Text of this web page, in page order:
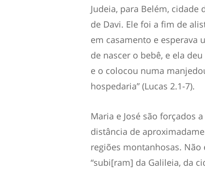
Judeia, para Belém, cidade
de Davi. Ele foi a fim de
em casamento e esperava
de nascer o bebê, e ela
e o colocou numa
hospedaria” (Lucas 2.1-7).
Maria e José são forçados
distância de
regiões montanhosas.
“subi[ram] da Galileia, da